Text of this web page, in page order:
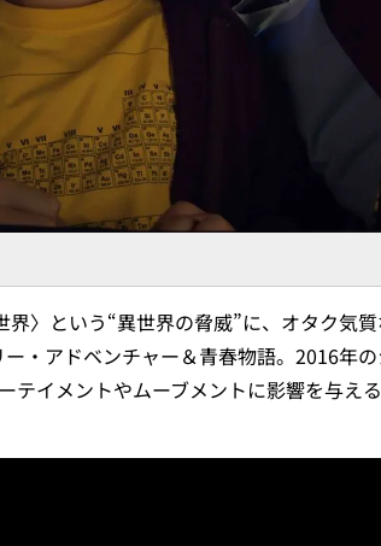
〉という“異世界の脅威”に、オタク気
・アドベンチャー＆青春物語。2016年
イメントやムーブメントに影響を与える